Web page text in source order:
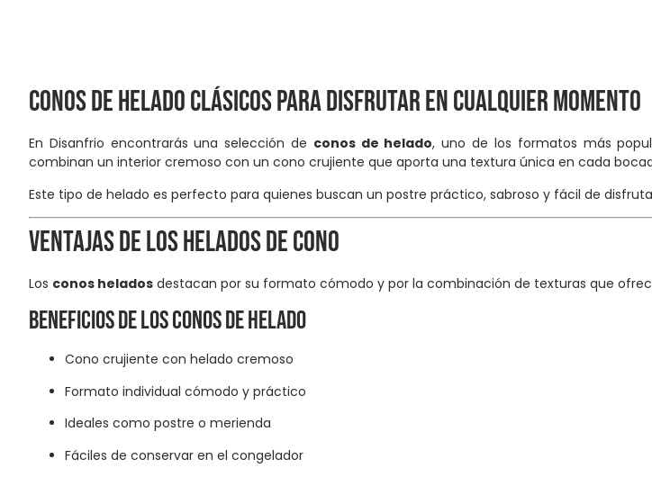
Conos de helado clásicos para disfrutar en cualquier momento
En Disanfrio encontrarás una selección de conos de helado, uno de los formatos más
combinan un interior cremoso con un cono crujiente que aporta una textura única en cada
Este tipo de helado es perfecto para quienes buscan un postre práctico, sabroso y fácil de
Ventajas de los helados de cono
Los conos helados destacan por su formato cómodo y por la combinación de texturas que
Beneficios de los conos de helado
Cono crujiente con helado cremoso
Formato individual cómodo y práctico
Ideales como postre o merienda
Fáciles de conservar en el congelador